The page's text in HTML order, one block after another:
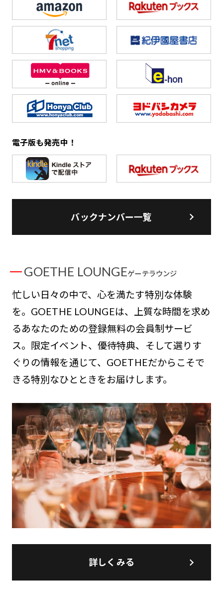
電子版も発売中！
バックナンバー一覧
GOETHE LOUNGEゲーテラウンジ
忙しい日々の中で、心を満たす特別な体験
を。GOETHE LOUNGEは、上質な時間を求め
るあなたのための登録無料の会員制サービ
ス。限定イベント、優待特典、そして選りす
ぐりの情報を通じて、GOETHEだからこそで
きる特別なひとときをお届けします。
詳しくみる